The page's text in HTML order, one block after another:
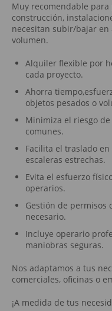
Muy recomendable
construcción,
necesitan subir/bajar
volumen.
Alquiler flexible por
cada proyecto.
Ahorra
objetos pesados o
Minimiza el riesgo
comunes.
Facilita el traslado
escaleras estrechas.
Evita el esfuerzo
operarios.
Gestión de permisos
necesario.
Incluye operario
maniobras seguras.
Nos adaptamos a tus
comerciales, oficinas o
¡A medida de tus